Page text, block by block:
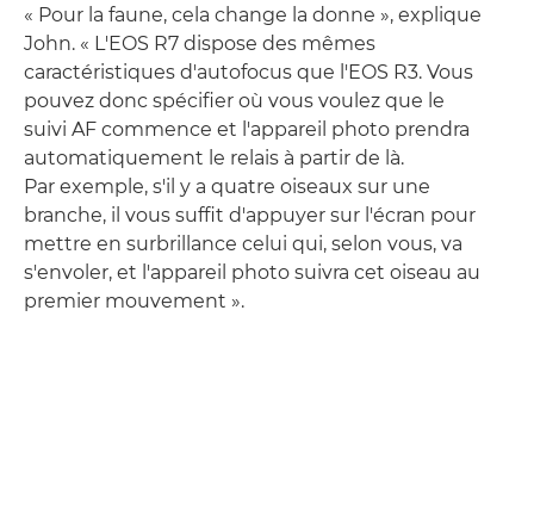
« Pour la faune, cela change la donne », explique
John. « L'EOS R7 dispose des mêmes
caractéristiques d'autofocus que l'EOS R3. Vous
pouvez donc spécifier où vous voulez que le
suivi AF commence et l'appareil photo prendra
automatiquement le relais à partir de là.
Par exemple, s'il y a quatre oiseaux sur une
branche, il vous suffit d'appuyer sur l'écran pour
mettre en surbrillance celui qui, selon vous, va
s'envoler, et l'appareil photo suivra cet oiseau au
premier mouvement ».